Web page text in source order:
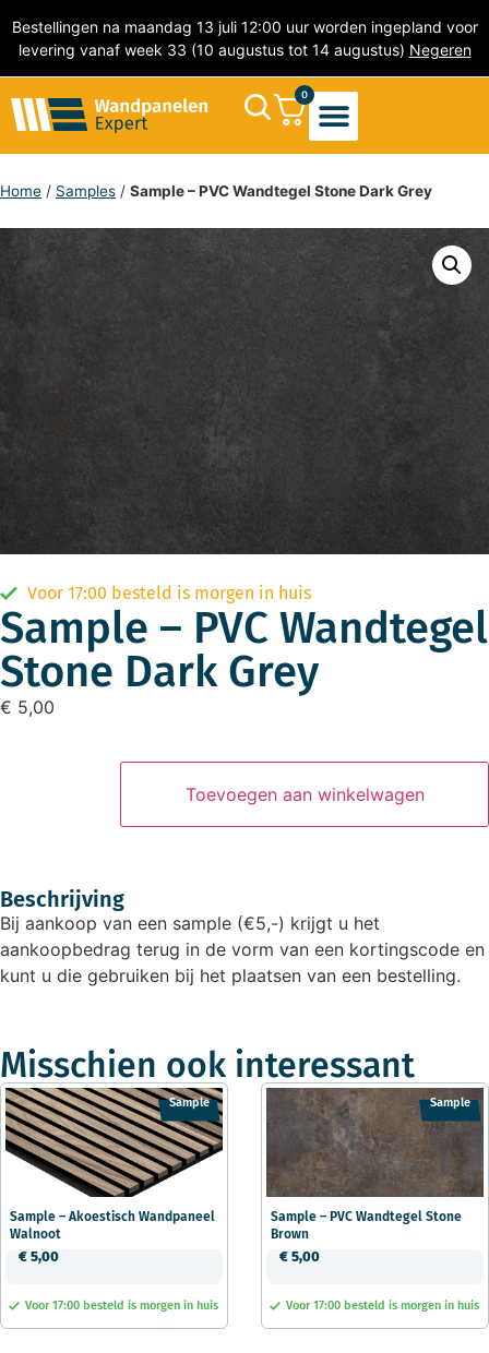
Bestellingen na maandag 13 juli 12:00 uur worden ingepland voor
levering vanaf week 33 (10 augustus tot 14 augustus) Negeren
0
Home / Samples / Sample – PVC Wandtegel Stone Dark Grey
Voor 17:00 besteld is morgen in huis
Sample – PVC Wandtegel
Stone Dark Grey
€ 5,00
Toevoegen aan winkelwagen
Beschrijving
Bij aankoop van een sample (€5,-) krijgt u het
aankoopbedrag terug in de vorm van een kortingscode en
kunt u die gebruiken bij het plaatsen van een bestelling.
Misschien ook interessant
Sample
Sample – Akoestisch Wandpaneel
Walnoot
€ 5,00
Voor 17:00 besteld is morgen in huis
Sample
Sample – PVC Wandtegel Stone
Brown
€ 5,00
Voor 17:00 besteld is morgen in huis